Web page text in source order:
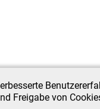
Freigabe von